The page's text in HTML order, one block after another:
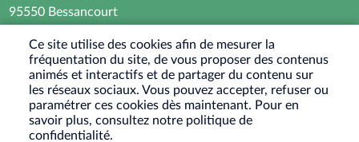
95550 Bessancourt
Horaires d’ouverture : Lundi - Mardi - Mercredi -
Vendredi
8h30 - 12h / 13h30-17h30
Jeudi : Fermé le matin - 13h30-17h30
Ce site utilise des cookies afin de mesurer la
fréquentation du site, de vous proposer des contenus
animés et interactifs et de partager du contenu sur
les réseaux sociaux. Vous pouvez accepter, refuser ou
paramétrer ces cookies dès maintenant. Pour en
savoir plus, consultez notre politique de
confidentialité.